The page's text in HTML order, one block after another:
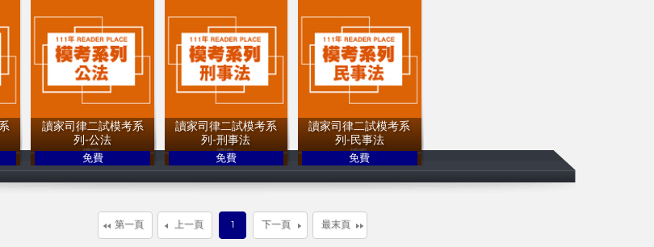
讀家司律二試模考系
列-公法
讀家補習班
免費
讀家司律二試模考系
列-刑事法
讀家補習班
免費
讀家司律二試模考系
列-民事法
讀家補習班
免費
第一頁 上一頁 1 下一頁 最末頁